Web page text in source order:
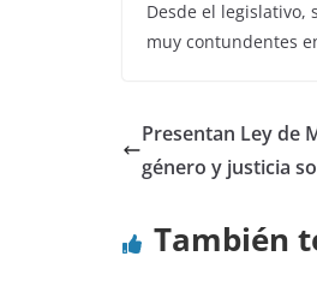
Desde el legislativo,
muy contundentes
Presentan Ley de
género y justicia
También